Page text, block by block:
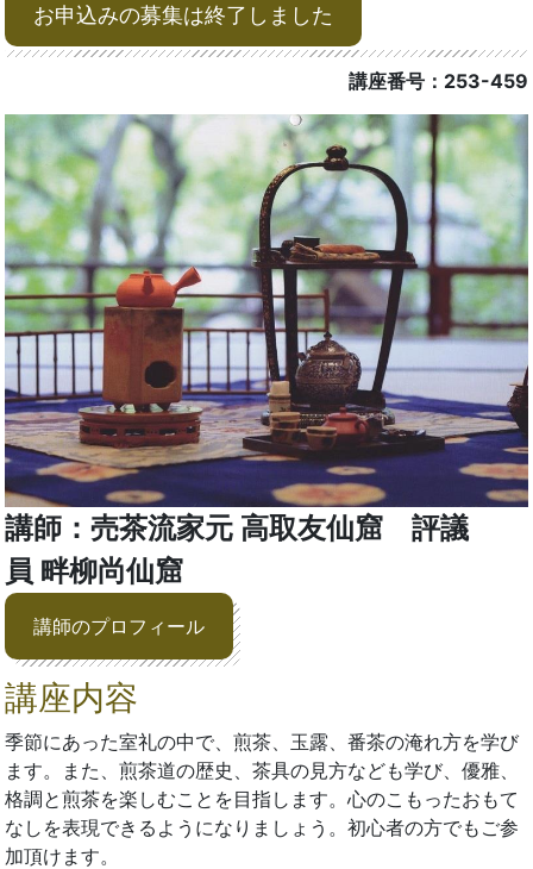
お申込みの募集は終了しました
講座番号：253-459
講師：売茶流家元 高取友仙窟 評議
員 畔柳尚仙窟
講師のプロフィール
講座内容
季節にあった室礼の中で、煎茶、玉露、番茶の淹れ方を学び
ます。また、煎茶道の歴史、茶具の見方なども学び、優雅、
格調と煎茶を楽しむことを目指します。心のこもったおもて
なしを表現できるようになりましょう。初心者の方でもご参
加頂けます。